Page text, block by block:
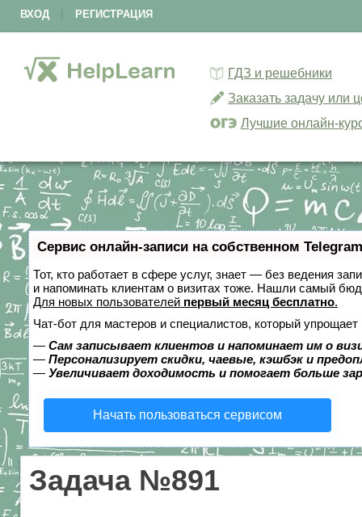
ВХОД РЕГИСТРАЦИЯ
ГДЗ и решебники
Заказать задачу или
Лучшие онлайн-
Сервис онлайн-записи на собственном
Тот, кто работает в сфере услуг, знает — без ведения
и напоминать клиентам о визитах тоже. Нашли самый
Для новых пользователей первый месяц бесплатно.
Чат-бот для мастеров и специалистов, который упрощает
— Сам записывает клиентов и напоминает им о
— Персонализирует скидки, чаевые, кэшбэк и
— Увеличивает доходимость и помогает больше
Начать пользоваться сервисом
Задача №891